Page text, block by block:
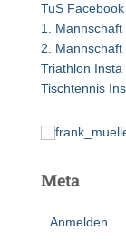
a
c
h
:
TuS Facebook
1. Mannschaft
2. Mannschaft
Triathlon Insta
Tischtennis
Meta
Anmelden